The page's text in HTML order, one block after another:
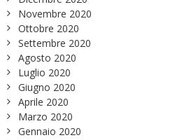
Novembre 2020
Ottobre 2020
Settembre 2020
Agosto 2020
Luglio 2020
Giugno 2020
Aprile 2020
Marzo 2020
Gennaio 2020